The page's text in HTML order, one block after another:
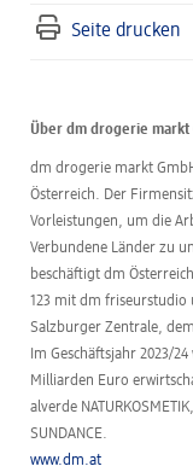
Seite drucken
Über dm drogerie markt
dm drogerie markt
Österreich. Der
Vorleistungen, um die
Verbundene Länder zu
beschäftigt dm
123 mit dm friseurstudio
Salzburger Zentrale,
Im Geschäftsjahr 2023/
Milliarden Euro
alverde
SUNDANCE.
www.dm.at